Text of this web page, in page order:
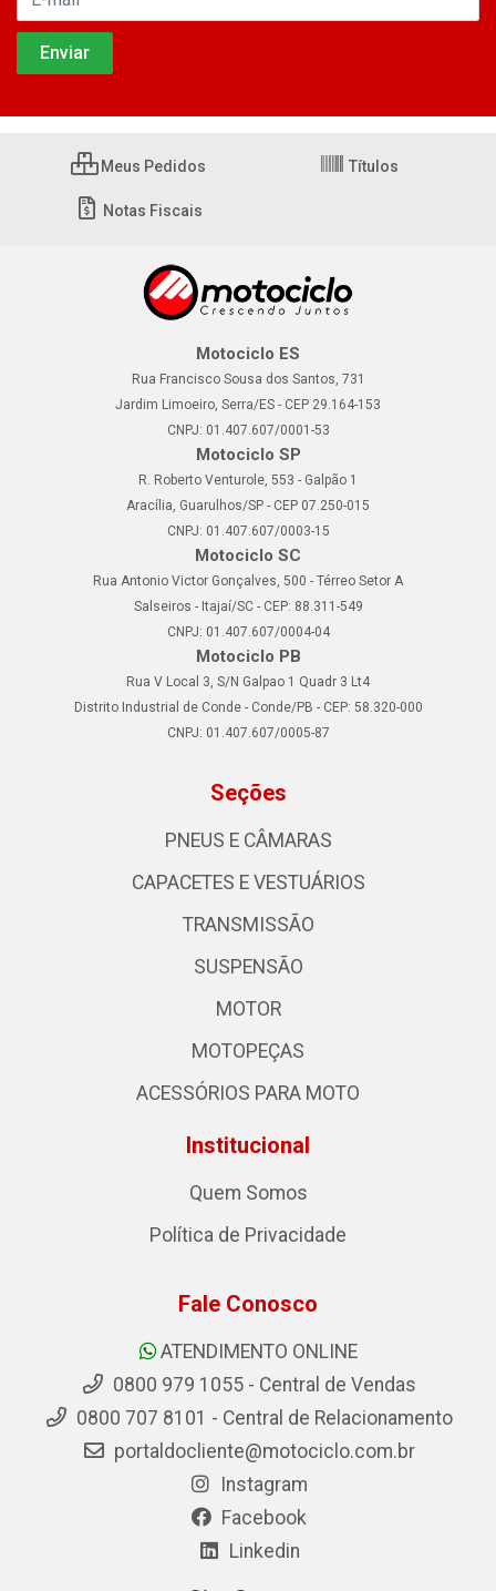
Meus Pedidos Títulos
Notas Fiscais
Motociclo ES
Rua Francisco Sousa dos Santos, 731
Jardim Limoeiro, Serra/ES - CEP 29.164-153
CNPJ: 01.407.607/0001-53
Motociclo SP
R. Roberto Venturole, 553 - Galpão 1
Aracília, Guarulhos/SP - CEP 07.250-015
CNPJ: 01.407.607/0003-15
Motociclo SC
Rua Antonio Victor Gonçalves, 500 - Térreo Setor A
Salseiros - Itajaí/SC - CEP: 88.311-549
CNPJ: 01.407.607/0004-04
Motociclo PB
Rua V Local 3, S/N Galpao 1 Quadr 3 Lt4
Distrito Industrial de Conde - Conde/PB - CEP: 58.320-000
CNPJ: 01.407.607/0005-87
Seções
PNEUS E CÂMARAS
CAPACETES E VESTUÁRIOS
TRANSMISSÃO
SUSPENSÃO
MOTOR
MOTOPEÇAS
ACESSÓRIOS PARA MOTO
Institucional
Quem Somos
Política de Privacidade
Fale Conosco
ATENDIMENTO ONLINE
0800 979 1055 - Central de Vendas
0800 707 8101 - Central de Relacionamento
portaldocliente@motociclo.com.br
Instagram
Facebook
Linkedin